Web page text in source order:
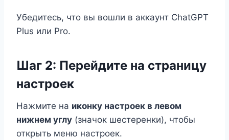
Убедитесь, что вы вошли в аккаунт ChatGPT
Plus или Pro.
Шаг 2: Перейдите на страницу
настроек
Нажмите на иконку настроек в левом
нижнем углу (значок шестеренки), чтобы
открыть меню настроек.